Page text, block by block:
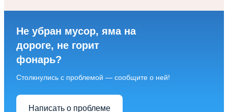
Не убран мусор, яма на
дороге, не горит
фонарь?
Столкнулись с проблемой — сообщите о ней!
Написать о проблеме